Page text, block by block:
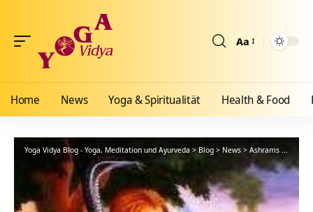
Aa
Home News Yoga & Spiritualität Health & Food
Yoga Vidya Blog - Yoga, Meditation und Ayurveda > Blog > News > Ashrams